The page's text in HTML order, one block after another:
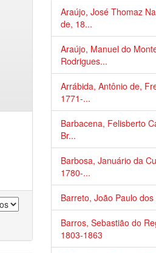
Araújo, José Thomaz
de, 18...
Araújo, Manuel do
Rodrigues...
Arrábida, Antônio de,
1771-...
Barbacena, Felisberto
Br...
Barbosa, Januário da
1780-...
Barreto, João Paulo dos
Barros, Sebastião do
1803-1863